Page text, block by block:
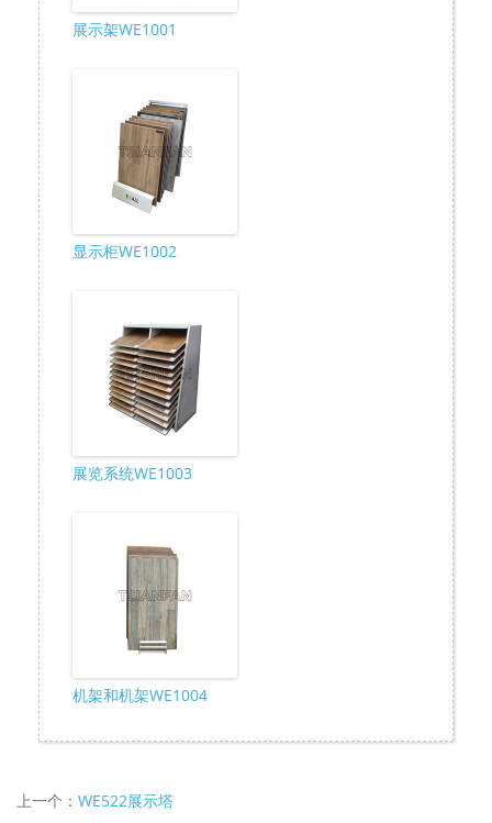
展示架WE1001
显示柜WE1002
展览系统WE1003
机架和机架WE1004
上一个： WE522展示塔